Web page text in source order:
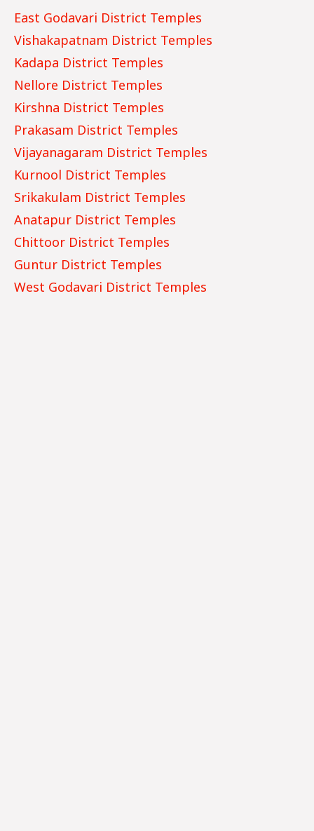
East Godavari District Temples
Vishakapatnam District Temples
Kadapa District Temples
Nellore District Temples
Kirshna District Temples
Prakasam District Temples
Vijayanagaram District Temples
Kurnool District Temples
Srikakulam District Temples
Anatapur District Temples
Chittoor District Temples
Guntur District Temples
West Godavari District Temples